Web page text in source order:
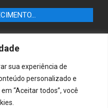
sua experiência de
personalizado e
“Aceitar todos”, você
empresas e serviços